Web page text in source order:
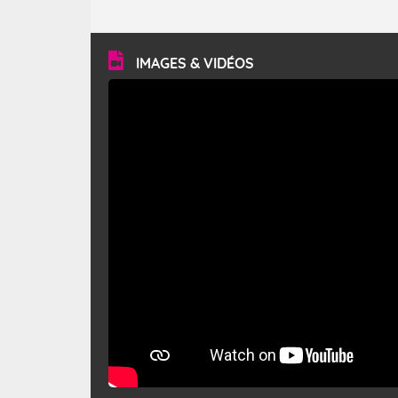
vitesse moyenne de 50 km/h et atteindre 80 à 100 km/h
en rafales, parfois davantage. Il parcourt la basse vallée
du Rhône et la Provence et envahit le littoral
méditerranéen à partir de la Camargue.
IMAGES & VIDÉOS